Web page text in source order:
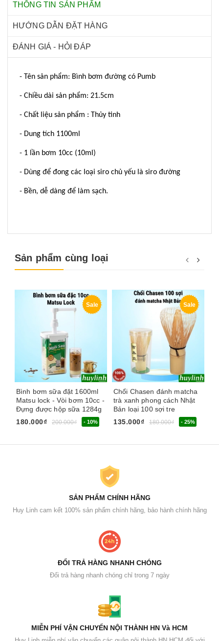
THÔNG TIN SẢN PHẨM
HƯỚNG DẪN ĐẶT HÀNG
ĐÁNH GIÁ - HỎI ĐÁP
- Tên sản phẩm: Bình bơm đường có Pumb
- Chiều dài sản phẩm: 21.5cm
- Chất liệu sản phẩm : Thủy tinh
- Dung tích 1100ml
- 1 lần bơm 10cc (10ml)
- Dùng để đong các loại siro chủ yếu là siro đường
- Bền, dễ dàng để làm sạch.
Sản phẩm cùng loại
Sale
Bình bơm sữa đặt 1600ml
Matsu lock - Vòi bơm 10cc -
Đựng được hộp sữa 1284g
180.000₫
200.000₫ - 10%
Sale
Chổi Chasen đánh matcha
trà xanh phong cách Nhật
Bản loại 100 sợi tre
135.000₫
180.000₫ - 25%
SẢN PHẨM CHÍNH HÃNG
Huy Linh cam kết 100% sản phẩm chính hãng, bảo hành chính hãng
ĐỔI TRẢ HÀNG NHANH CHÓNG
Đổi trả hàng nhanh chóng chỉ trong 7 ngày
MIỄN PHÍ VẬN CHUYỂN NỘI THÀNH HN Và HCM